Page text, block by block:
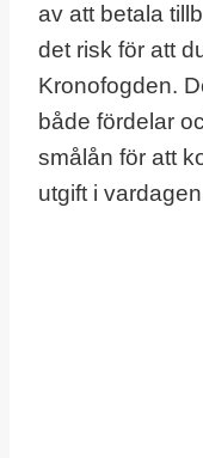
av att betala
det risk för att
Kronofogden.
både fördelar
smålån för att
utgift i